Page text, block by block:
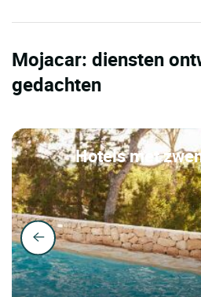
Mojacar: diensten
gedachten
Hotels met